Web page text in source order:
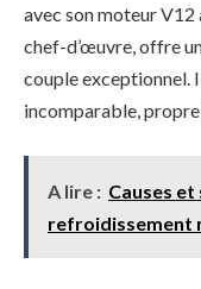
avec son moteur
chef-d’œuvre, offre
couple exceptionnel.
incomparable,
A lire : Causes
refroidissement